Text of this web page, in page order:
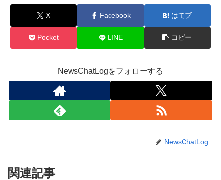
X Facebook はてブ
Pocket LINE コピー
NewsChatLogをフォローする
NewsChatLog
関連記事